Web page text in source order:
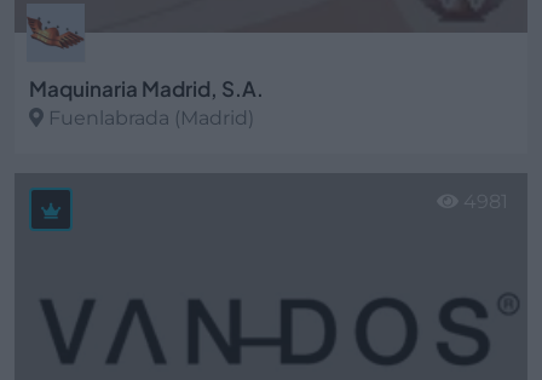
Maquinaria Madrid, S.A.
Fuenlabrada (Madrid)